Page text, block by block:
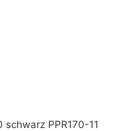
schwarz PPR170-11